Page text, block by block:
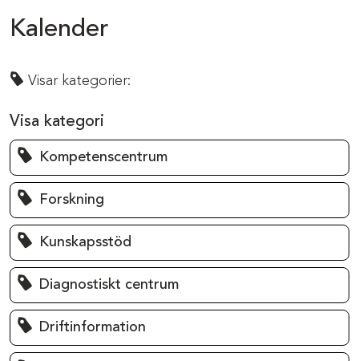
Kalender
Visar kategorier:
Visa kategori
Kompetenscentrum
Forskning
Kunskapsstöd
Diagnostiskt centrum
Driftinformation